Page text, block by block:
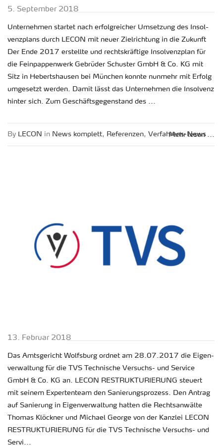
5. Sep­tem­ber 2018
Un­ter­neh­men star­tet nach er­folg­rei­cher Um­set­zung des In­sol­
venz­plans durch LECON mit neuer Ziel­rich­tung in die Zu­kunft
Der Ende 2017 er­stell­te und rechts­kräf­ti­ge In­sol­venz­plan für
die Fein­pap­pen­werk Ge­brü­der Schus­ter GmbH & Co. KG mit
Sitz in He­berts­hau­sen bei Mün­chen konn­te nun­mehr mit Er­folg
um­ge­setzt wer­den. Damit lässt das Un­ter­neh­men die In­sol­venz
hin­ter sich. Zum Ge­schäfts­ge­gen­stand des ...
Mehr lesen ...
By LECON in News kom­plett, Re­fe­ren­zen, Ver­fah­rens-News
13. Fe­bru­ar 2018
Das Amts­ge­richt Wolfs­burg ord­net am 28.07.2017 die Ei­gen­
ver­wal­tung für die TVS Tech­ni­sche Ver­suchs- und Ser­vice
GmbH & Co. KG an. LECON RE­STRUK­TU­RIE­RUNG steu­ert
mit sei­nem Ex­per­ten­team den Sa­nie­rungs­pro­zess. Den An­trag
auf Sa­nie­rung in Ei­gen­ver­wal­tung hat­ten die Rechts­an­wäl­te
Tho­mas Klöck­ner und Mi­cha­el Ge­or­ge von der Kanz­lei LECON
RE­STRUK­TU­RIE­RUNG für die TVS Tech­ni­sche Ver­suchs- und
Servi...